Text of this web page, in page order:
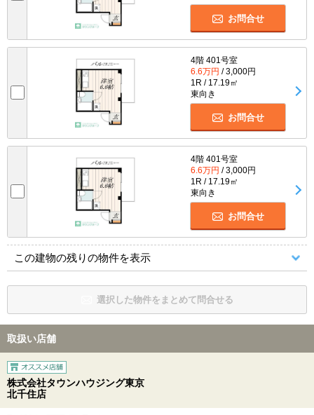
お問合せ
4階 401号室
6.6万円 / 3,000円
1R / 17.19㎡
東向き
お問合せ
4階 401号室
6.6万円 / 3,000円
1R / 17.19㎡
東向き
お問合せ
この建物の残りの物件を表示
選択した物件をまとめて問合せる
取扱い店舗
株式会社タウンハウジング東京
北千住店